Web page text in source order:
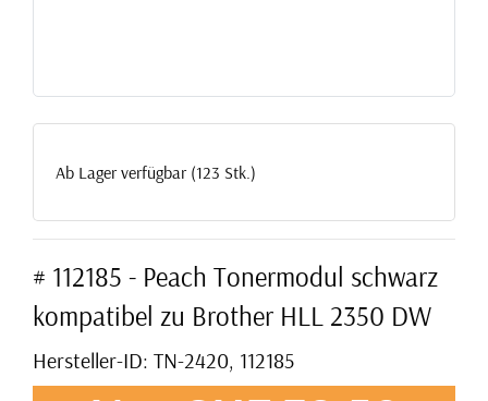
Ab Lager verfügbar (123 Stk.)
# 112185 - Peach Tonermodul schwarz
kompatibel zu Brother HLL 2350 DW
Hersteller-ID: TN-2420, 112185